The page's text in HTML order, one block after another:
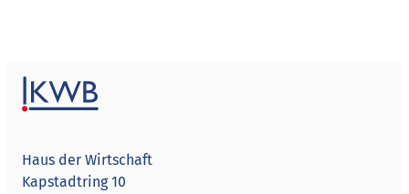
Haus der Wirtschaft
Kapstadtring 10